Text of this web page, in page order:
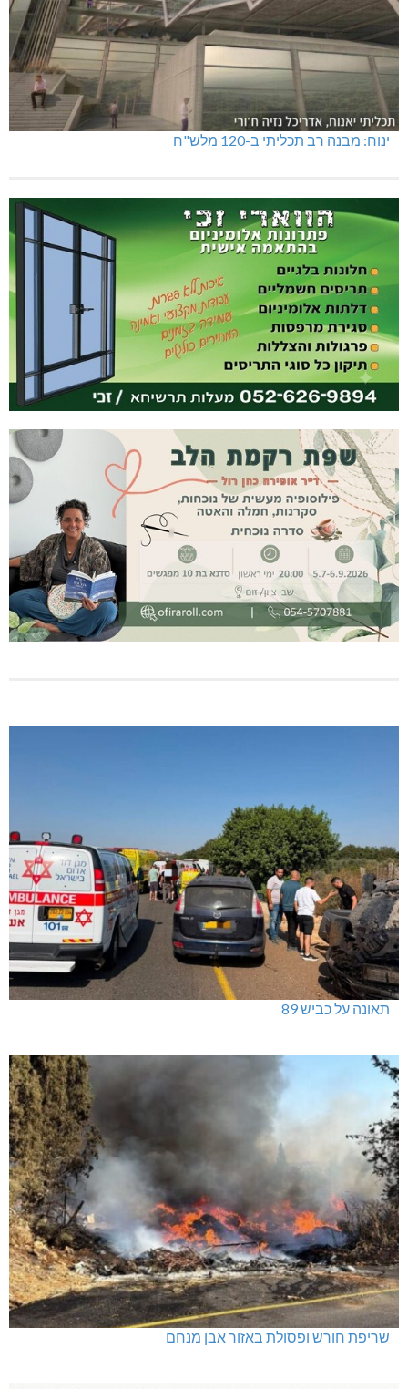
ינוח: מבנה רב תכליתי ב-120 מלש"ח
תאונה על כביש 89
שריפת חורש ופסולת באזור אבן מנחם